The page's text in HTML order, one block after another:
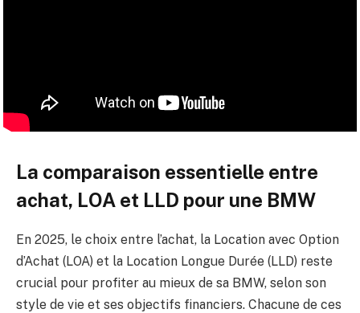
La comparaison essentielle entre
achat, LOA et LLD pour une BMW
En 2025, le choix entre l’achat, la Location avec Option
d’Achat (LOA) et la Location Longue Durée (LLD) reste
crucial pour profiter au mieux de sa BMW, selon son
style de vie et ses objectifs financiers. Chacune de ces